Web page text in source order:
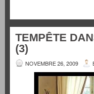
TEMPÊTE
(3)
NOVEMBRE 26, 2009